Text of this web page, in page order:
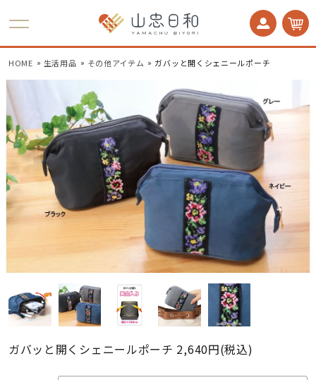
HOME 生活用品 その他アイテム ガバッと開くシェニールポーチ
ガバッと開くシェニールポーチ 2,640円(税込)